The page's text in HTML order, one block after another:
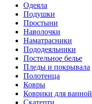
Одеяла
Подушки
Простыни
Наволочки
Наматрасники
Пододеяльники
Постельное белье
Пледы и покрывала
Полотенца
Ковры
Коврики для ванной
Скатерти